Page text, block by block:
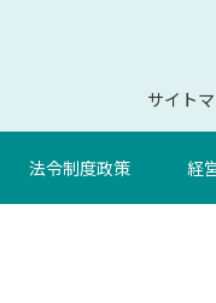
サイト
法令制度政策 経